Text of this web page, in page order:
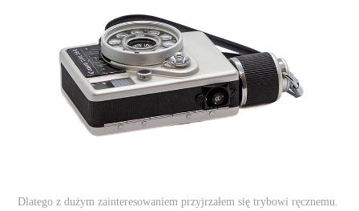
Dlatego z dużym zainteresowaniem przyjrzałem się trybowi ręcznemu.